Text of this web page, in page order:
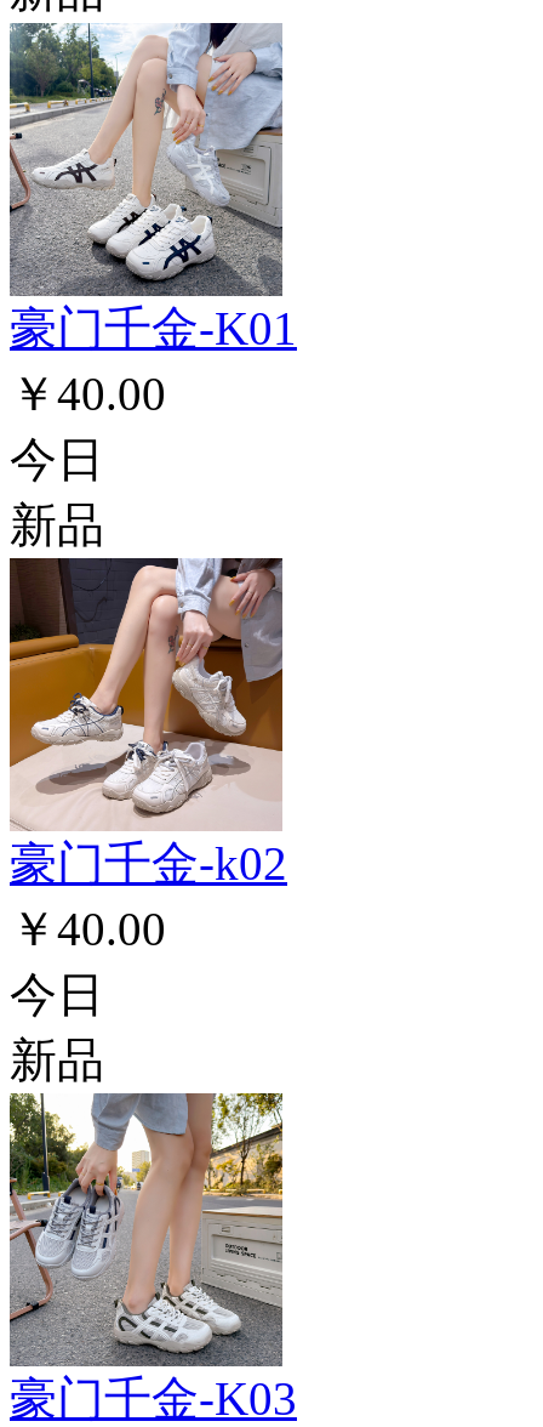
豪门千金-K01
￥40.00
今日
新品
豪门千金-k02
￥40.00
今日
新品
豪门千金-K03